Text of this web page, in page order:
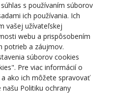
s používaním súborov
ich používania. Ich
vašej užívateľskej
webu a prispôsobením
potrieb a záujmov.
súborov cookies
Pre viac informácií o
ako ich môžete spravovať
Politiku ochrany